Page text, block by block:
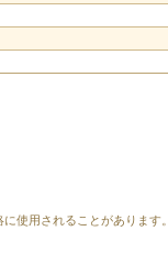
使用されることがあります。